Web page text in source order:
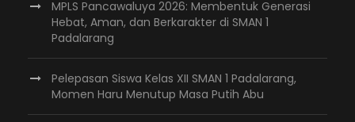
MPLS Pancawaluya 2026: Membentuk Generasi
Hebat, Aman, dan Berkarakter di SMAN 1
Padalarang
Pelepasan Siswa Kelas XII SMAN 1 Padalarang,
Momen Haru Menutup Masa Putih Abu